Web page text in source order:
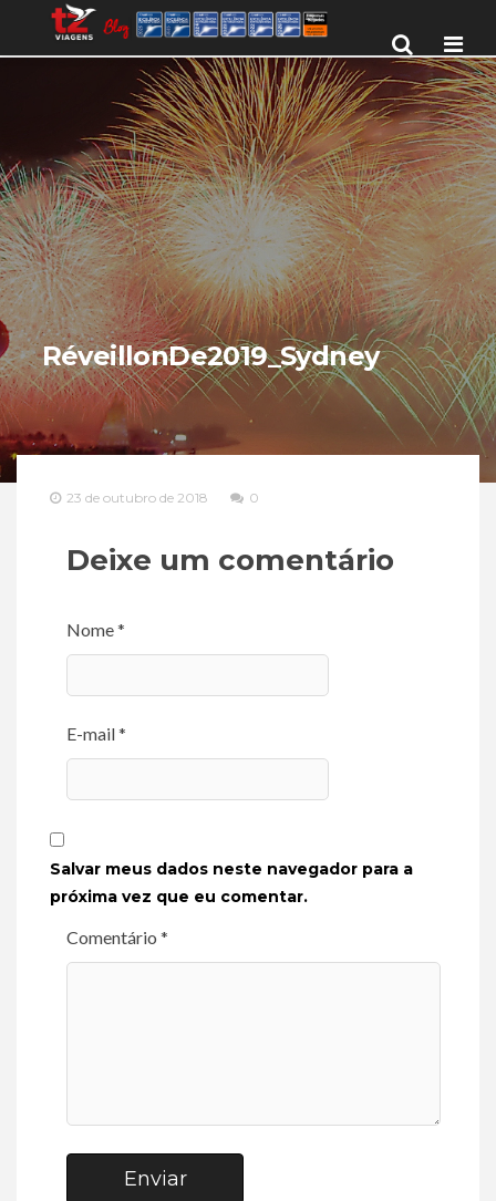
RéveillonDe2019_Sydney
23 de outubro de 2018 0
Deixe um comentário
Nome *
E-mail *
Salvar meus dados neste navegador para a
próxima vez que eu comentar.
Comentário *
Enviar